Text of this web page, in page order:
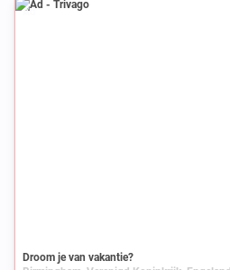
Ad
Droom je van vakantie?